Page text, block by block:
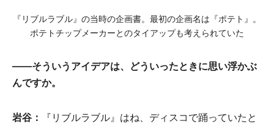
『リブルラブル』の当時の企画書。最初の企画名は『ポテト』。
ポテトチップメーカーとのタイアップも考えられていた
――そういうアイデアは、どういったときに思い浮かぶ
んですか。
岩谷：
『リブルラブル』はね、ディスコで踊っていたと